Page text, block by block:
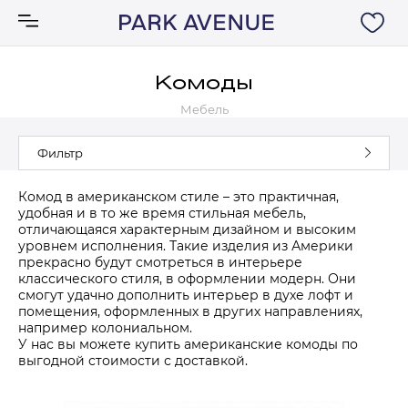
Ковры
Мебель
Свет
Акции
Бренды
Комоды
Мебель
Фильтр
Комод в американском стиле – это практичная,
удобная и в то же время стильная мебель,
отличающаяся характерным дизайном и высоким
уровнем исполнения. Такие изделия из Америки
прекрасно будут смотреться в интерьере
классического стиля, в оформлении модерн. Они
смогут удачно дополнить интерьер в духе лофт и
помещения, оформленных в других направлениях,
например колониальном.
У нас вы можете купить американские комоды по
выгодной стоимости с доставкой.